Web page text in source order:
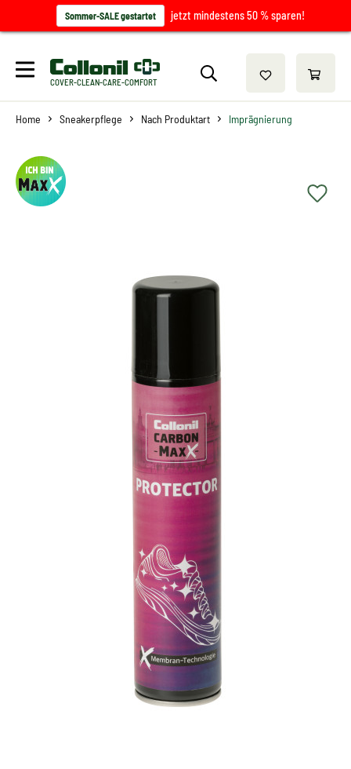
Sommer-SALE gestartet jetzt mindestens 50 % sparen!
COVER-CLEAN-CARE-COMFORT
Home Sneakerpflege Nach Produktart Imprägnierung